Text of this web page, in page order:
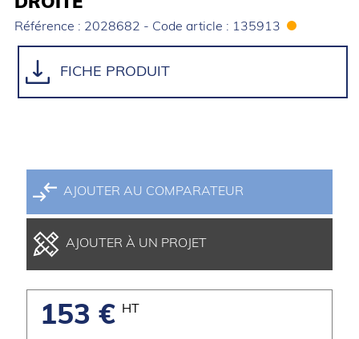
Référence : 2028682 - Code article : 135913
FICHE PRODUIT
AJOUTER AU COMPARATEUR
AJOUTER À UN PROJET
153 € HT